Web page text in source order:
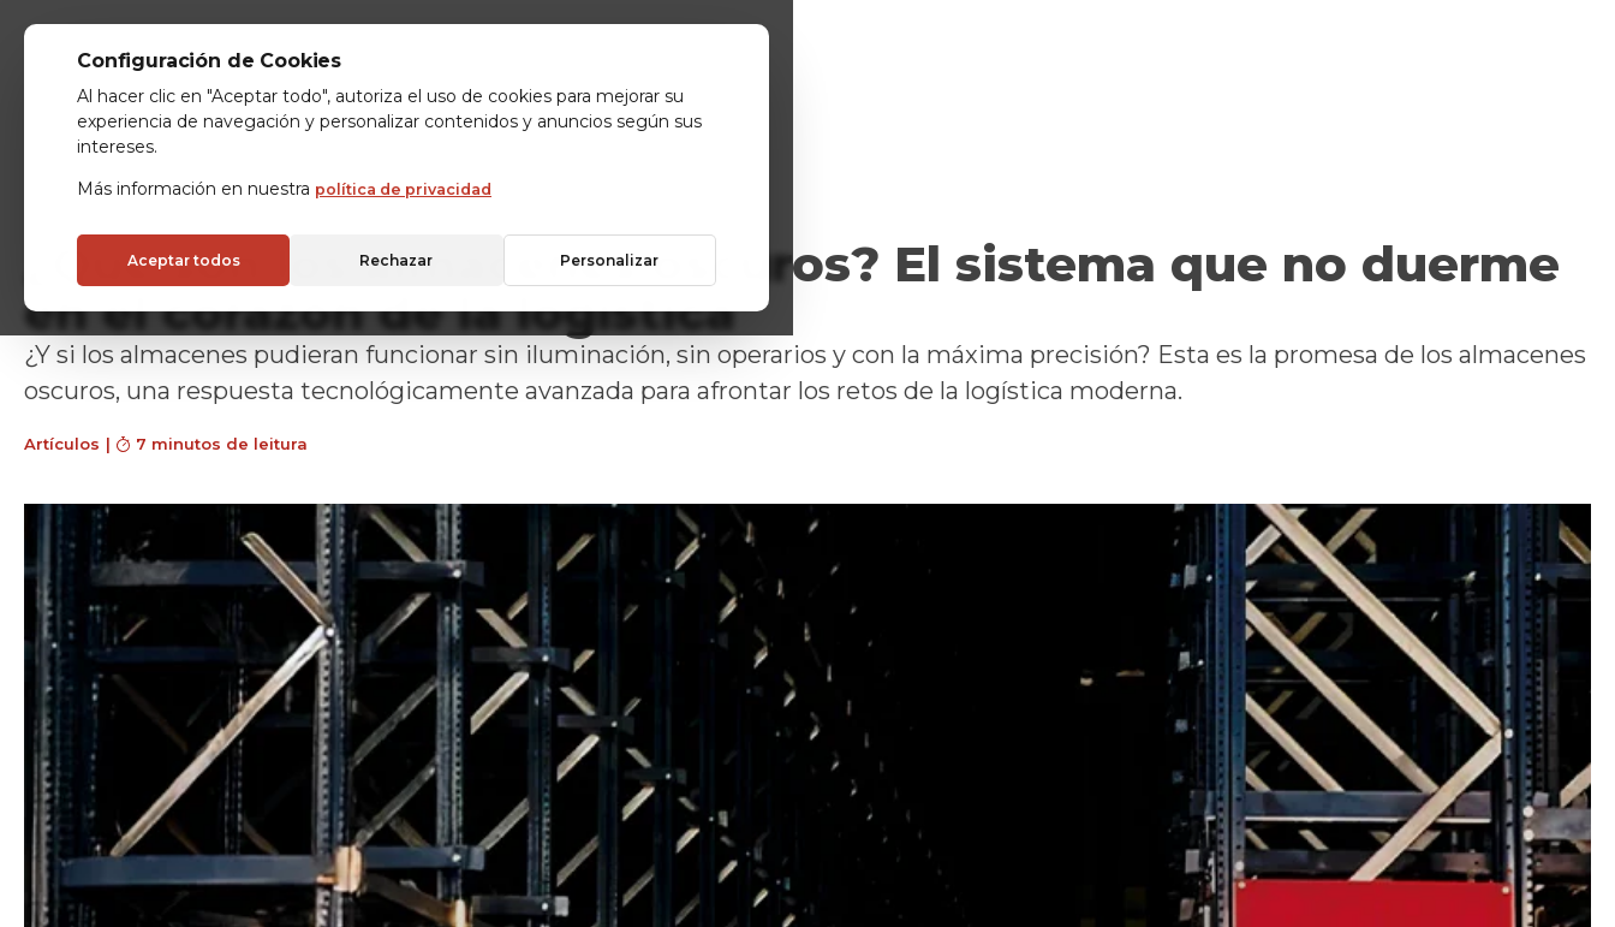
Configuración de Cookies
Al hacer clic en "Aceptar todo", autoriza el uso de cookies para mejorar su
experiencia de navegación y personalizar contenidos y anuncios según sus
intereses.
Más información en nuestra política de privacidad
Aceptar todos Rechazar Personalizar
¿Qué son los almacenes oscuros? El sistema que no duerme
en el corazón de la logística
¿Y si los almacenes pudieran funcionar sin iluminación, sin operarios y con la máxima precisión? Esta es la promesa de los almacenes
oscuros, una respuesta tecnológicamente avanzada para afrontar los retos de la logística moderna.
Artículos | 7 minutos de leitura